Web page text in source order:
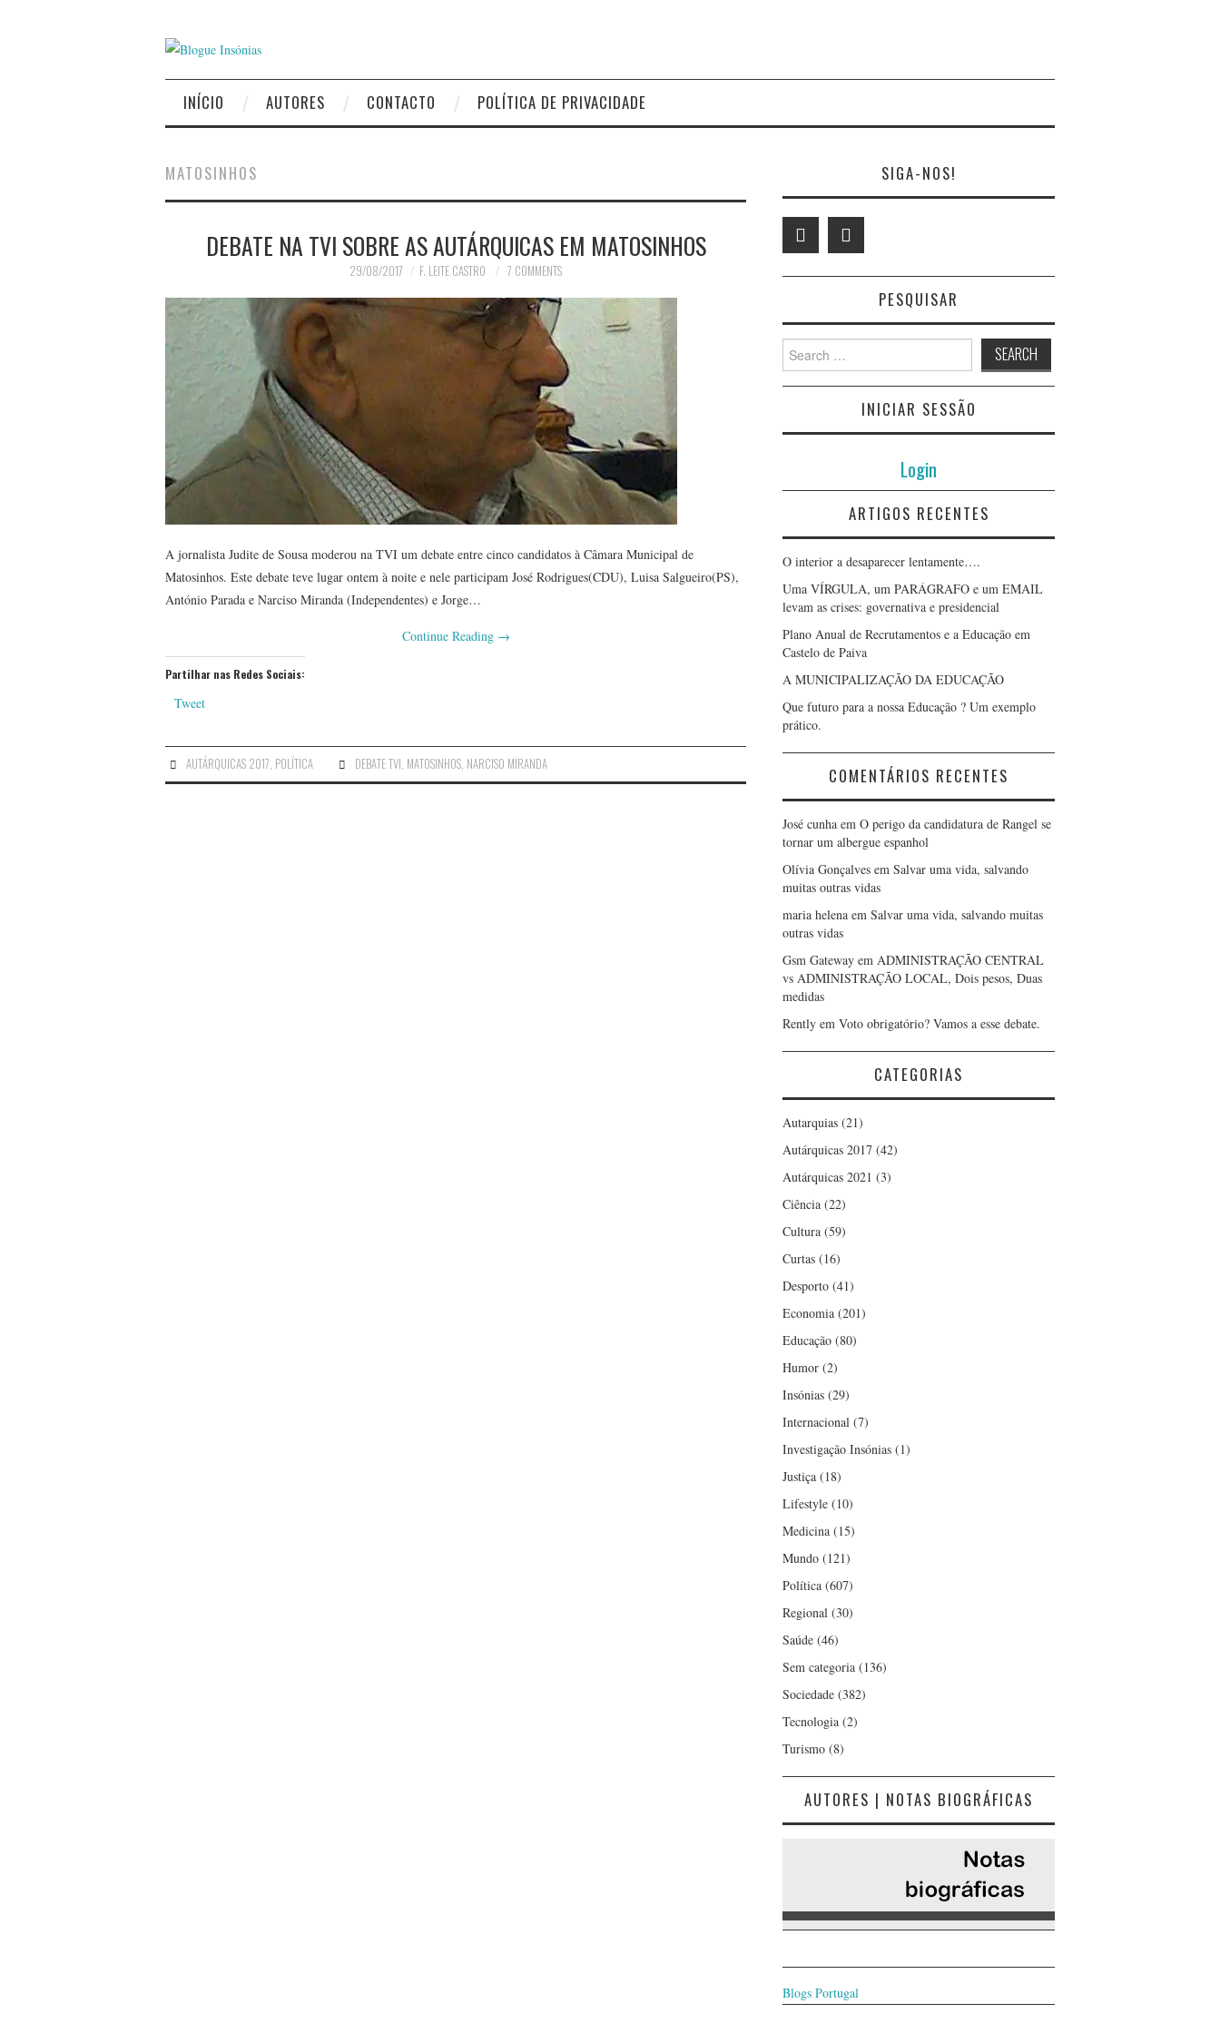
INÍCIO AUTORES CONTACTO POLÍTICA DE PRIVACIDADE
MATOSINHOS
DEBATE NA TVI SOBRE AS AUTÁRQUICAS EM MATOSINHOS
29/08/2017 F. LEITE CASTRO 7 COMMENTS
A jornalista Judite de Sousa moderou na TVI um debate entre cinco candidatos à Câmara Municipal de
Matosinhos. Este debate teve lugar ontem à noite e nele participam José Rodrigues(CDU), Luisa Salgueiro(PS),
António Parada e Narciso Miranda (Independentes) e Jorge…
Continue Reading →
Partilhar nas Redes Sociais:
Tweet
AUTÁRQUICAS 2017, POLÍTICA DEBATE TVI, MATOSINHOS, NARCISO MIRANDA
SIGA-NOS!
PESQUISAR
Search
for:
INICIAR SESSÃO
Login
ARTIGOS RECENTES
O interior a desaparecer lentamente….
Uma VÍRGULA, um PARÁGRAFO e um EMAIL
levam as crises: governativa e presidencial
Plano Anual de Recrutamentos e a Educação em
Castelo de Paiva
A MUNICIPALIZAÇÃO DA EDUCAÇÃO
Que futuro para a nossa Educação ? Um exemplo
prático.
COMENTÁRIOS RECENTES
José cunha em O perigo da candidatura de Rangel se
tornar um albergue espanhol
Olívia Gonçalves em Salvar uma vida, salvando
muitas outras vidas
maria helena em Salvar uma vida, salvando muitas
outras vidas
Gsm Gateway em ADMINISTRAÇÃO CENTRAL
vs ADMINISTRAÇÃO LOCAL, Dois pesos, Duas
medidas
Rently em Voto obrigatório? Vamos a esse debate.
CATEGORIAS
Autarquias (21)
Autárquicas 2017 (42)
Autárquicas 2021 (3)
Ciência (22)
Cultura (59)
Curtas (16)
Desporto (41)
Economia (201)
Educação (80)
Humor (2)
Insónias (29)
Internacional (7)
Investigação Insónias (1)
Justiça (18)
Lifestyle (10)
Medicina (15)
Mundo (121)
Política (607)
Regional (30)
Saúde (46)
Sem categoria (136)
Sociedade (382)
Tecnologia (2)
Turismo (8)
AUTORES | NOTAS BIOGRÁFICAS
Blogs Portugal